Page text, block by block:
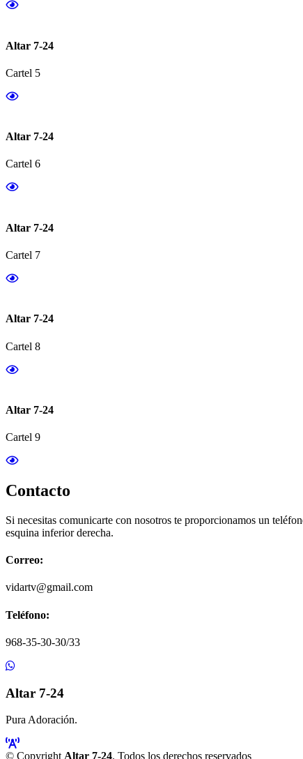
Altar 7-24
Cartel 5
Altar 7-24
Cartel 6
Altar 7-24
Cartel 7
Altar 7-24
Cartel 8
Altar 7-24
Cartel 9
Contacto
Si necesitas comunicarte con nosotros te proporcionamos un
esquina inferior derecha.
Correo:
vidartv@gmail.com
Teléfono:
968-35-30-30/33
Altar 7-24
Pura Adoración.
© Copyright Altar 7-24. Todos los derechos reservados